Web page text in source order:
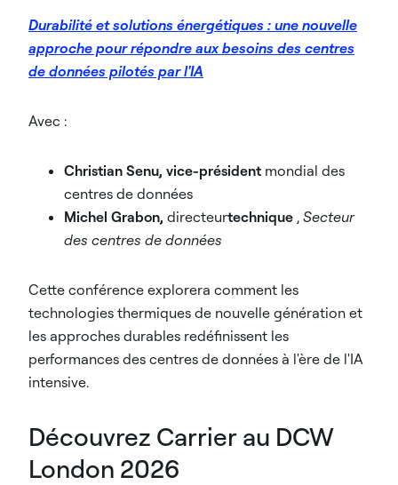
Durabilité et solutions énergétiques : une nouvelle
approche pour répondre aux besoins des centres
de données pilotés par l'IA
Avec :
Christian Senu, vice-président mondial des
centres de données
Michel Grabon, directeurtechnique , Secteur
des centres de données
Cette conférence explorera comment les
technologies thermiques de nouvelle génération et
les approches durables redéfinissent les
performances des centres de données à l'ère de l'IA
intensive.
Découvrez Carrier au DCW
London 2026